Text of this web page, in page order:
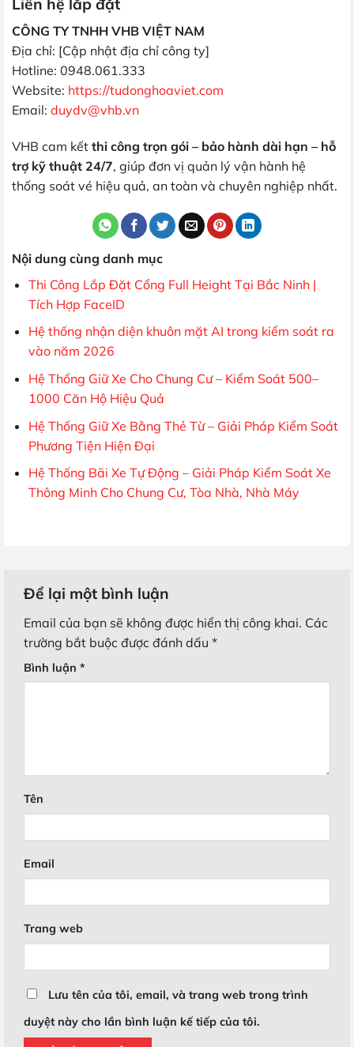
Liên hệ lắp đặt
CÔNG TY TNHH VHB VIỆT NAM
Địa chỉ: [Cập nhật địa chỉ công ty]
Hotline: 0948.061.333
Website: https://tudonghoaviet.com
Email: duydv@vhb.vn
VHB cam kết thi công trọn gói – bảo hành dài hạn – hỗ
trợ kỹ thuật 24/7, giúp đơn vị quản lý vận hành hệ
thống soát vé hiệu quả, an toàn và chuyên nghiệp nhất.
Nội dung cùng danh mục
Thi Công Lắp Đặt Cổng Full Height Tại Bắc Ninh |
Tích Hợp FaceID
Hệ thống nhận diện khuôn mặt AI trong kiểm soát ra
vào năm 2026
Hệ Thống Giữ Xe Cho Chung Cư – Kiểm Soát 500–
1000 Căn Hộ Hiệu Quả
Hệ Thống Giữ Xe Bằng Thẻ Từ – Giải Pháp Kiểm Soát
Phương Tiện Hiện Đại
Hệ Thống Bãi Xe Tự Động – Giải Pháp Kiểm Soát Xe
Thông Minh Cho Chung Cư, Tòa Nhà, Nhà Máy
Để lại một bình luận
Email của bạn sẽ không được hiển thị công khai. Các
trường bắt buộc được đánh dấu *
Bình luận *
Tên
Email
Trang web
Lưu tên của tôi, email, và trang web trong trình
duyệt này cho lần bình luận kế tiếp của tôi.